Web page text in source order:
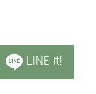
LINE it!